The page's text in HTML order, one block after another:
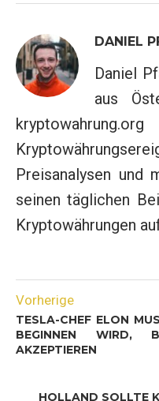
DANIEL
Daniel
aus
Preisanalysen und
seinen täglichen
Kryptowährungen
Vorherige
TESLA-CHEF ELON
BEGINNEN WIRD,
AKZEPTIEREN
HOLLAND SOLLTE